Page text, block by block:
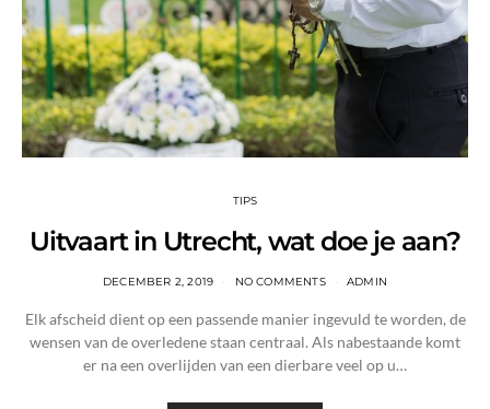
TIPS
Uitvaart in Utrecht, wat doe je aan?
DECEMBER 2, 2019 NO COMMENTS ADMIN
Elk afscheid dient op een passende manier ingevuld te worden, de
wensen van de overledene staan centraal. Als nabestaande komt
er na een overlijden van een dierbare veel op u…